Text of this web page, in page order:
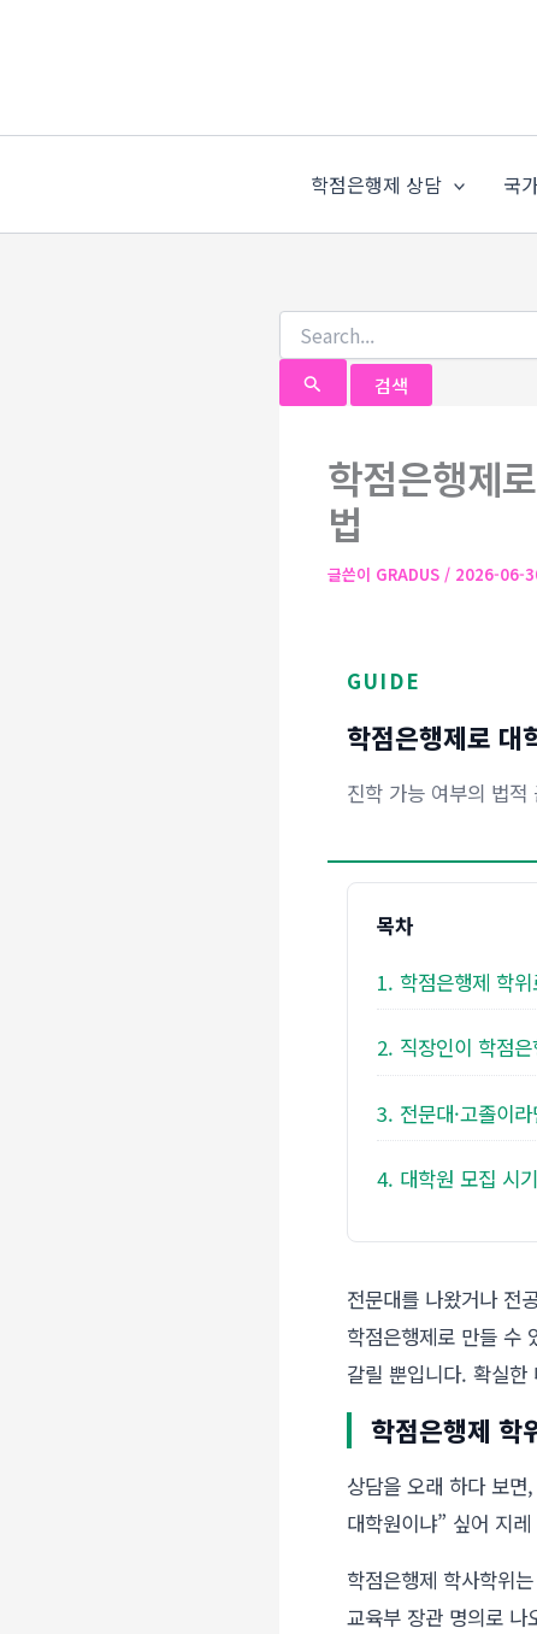
건
기
학점은행제 상담 국
학점은행제
법
글쓴이 GRADUS / 2026-06-
GUIDE
학점은행제로 대
진학 가능 여부의 법
목차
1. 학점은행제 학
2. 직장인이 학점
3. 전문대·고졸이
4. 대학원 모집 시
전문대를 나왔거나 전
학점은행제로 만들 수
갈릴 뿐입니다. 확실한
학점은행제 학
상담을 오래 하다 보
대학원이냐” 싶어 지
학점은행제 학사학위는
교육부 장관 명의로 나